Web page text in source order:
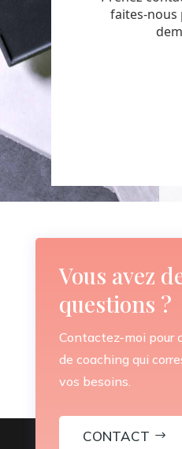
Vous avez
questions ?
Contactez-moi pour
de coaching qui
vos besoins.
CONTACT